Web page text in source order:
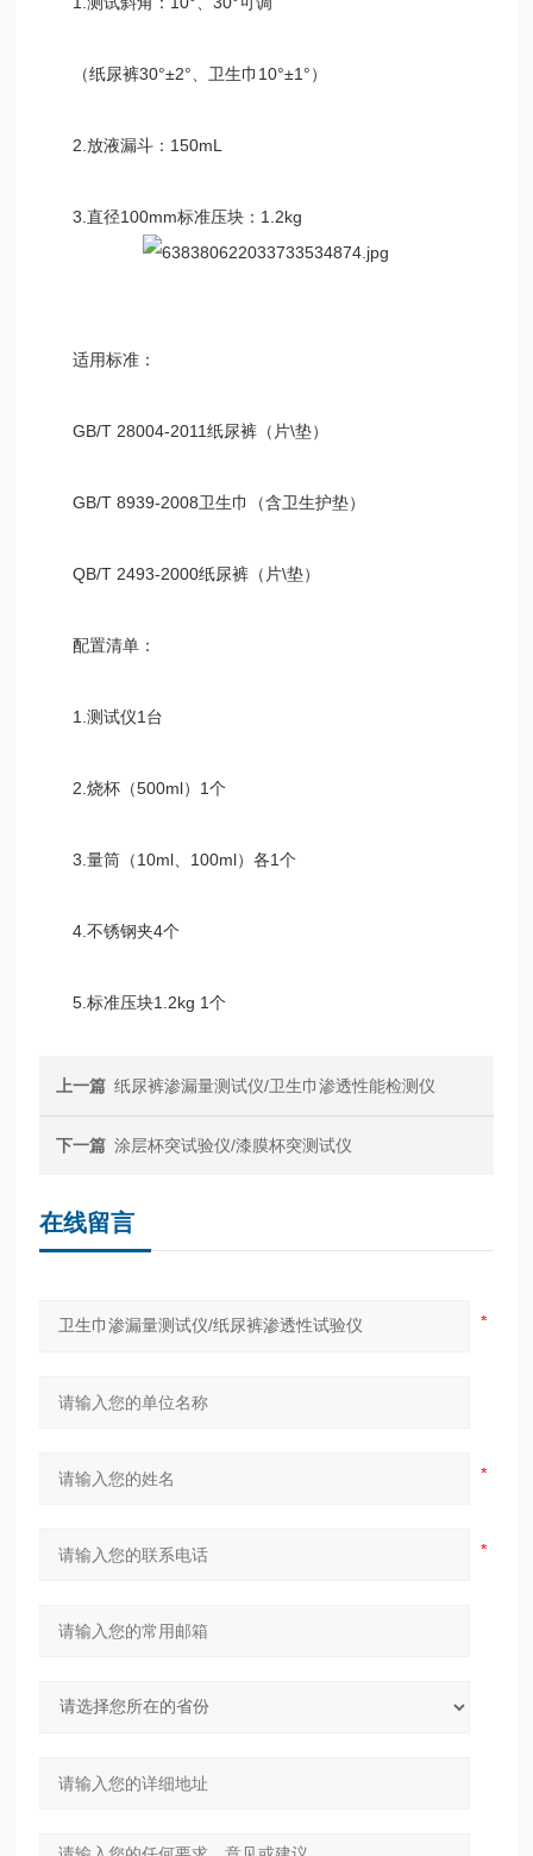
（纸尿裤30°±2°、卫生巾10°±1°）
2.放液漏斗：150mL
3.直径100mm标准压块：1.2kg
适用标准：
GB/T 28004-2011纸尿裤（片\垫）
GB/T 8939-2008卫生巾（含卫生护垫）
QB/T 2493-2000纸尿裤（片\垫）
配置清单：
1.测试仪1台
2.烧杯（500ml）1个
3.量筒（10ml、100ml）各1个
4.不锈钢夹4个
5.标准压块1.2kg 1个
上一篇 纸尿裤渗漏量测试仪/卫生巾渗透性能检测仪
下一篇 涂层杯突试验仪/漆膜杯突测试仪
在线留言